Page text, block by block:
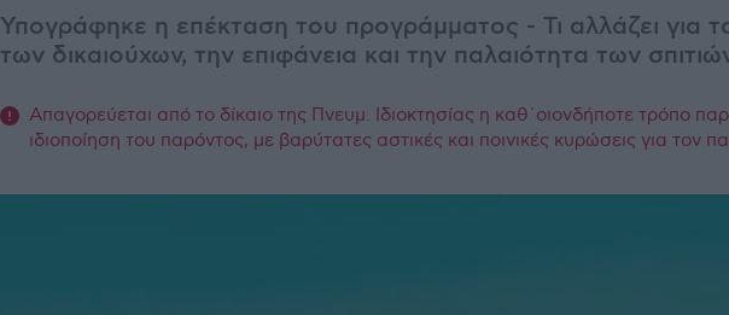
Υπογράφηκε η επέκταση του προγράμματος - Τι αλλάζει για
των δικαιούχων, την επιφάνεια και την παλαιότητα των
Απαγορεύεται από το δίκαιο της Πνευμ. Ιδιοκτησίας η καθ΄οιονδήποτε τρόπο
ιδιοποίηση του παρόντος, με βαρύτατες αστικές και ποινικές κυρώσεις για τον